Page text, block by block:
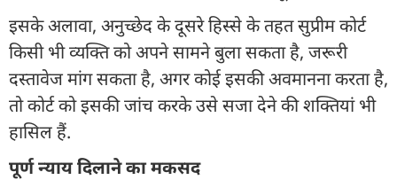
इसके अलावा, अनुच्छेद के दूसरे हिस्से के तहत सुप्रीम कोर्ट
किसी भी व्यक्ति को अपने सामने बुला सकता है, जरूरी
दस्तावेज मांग सकता है, अगर कोई इसकी अवमानना करता है,
तो कोर्ट को इसकी जांच करके उसे सजा देने की शक्तियां भी
हासिल हैं.
पूर्ण न्याय दिलाने का मकसद